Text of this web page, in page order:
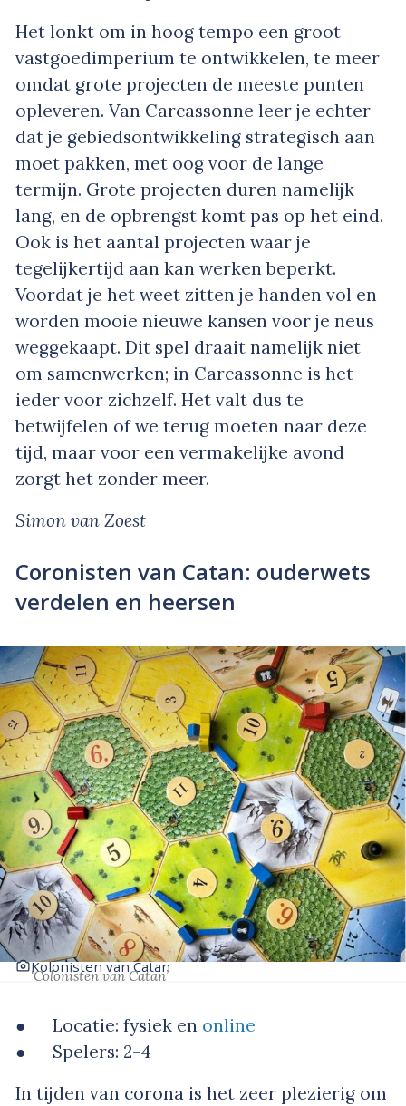
Het lonkt om in hoog tempo een groot
vastgoedimperium te ontwikkelen, te meer
omdat grote projecten de meeste punten
opleveren. Van Carcassonne leer je echter
dat je gebiedsontwikkeling strategisch aan
moet pakken, met oog voor de lange
termijn. Grote projecten duren namelijk
lang, en de opbrengst komt pas op het eind.
Ook is het aantal projecten waar je
tegelijkertijd aan kan werken beperkt.
Voordat je het weet zitten je handen vol en
worden mooie nieuwe kansen voor je neus
weggekaapt. Dit spel draait namelijk niet
om samenwerken; in Carcassonne is het
ieder voor zichzelf. Het valt dus te
betwijfelen of we terug moeten naar deze
tijd, maar voor een vermakelijke avond
zorgt het zonder meer.
Simon van Zoest
Coronisten van Catan: ouderwets
verdelen en heersen
Kolonisten van Catan
‘Colonisten van Catan’
● Locatie: fysiek en online
● Spelers: 2-4
In tijden van corona is het zeer plezierig om